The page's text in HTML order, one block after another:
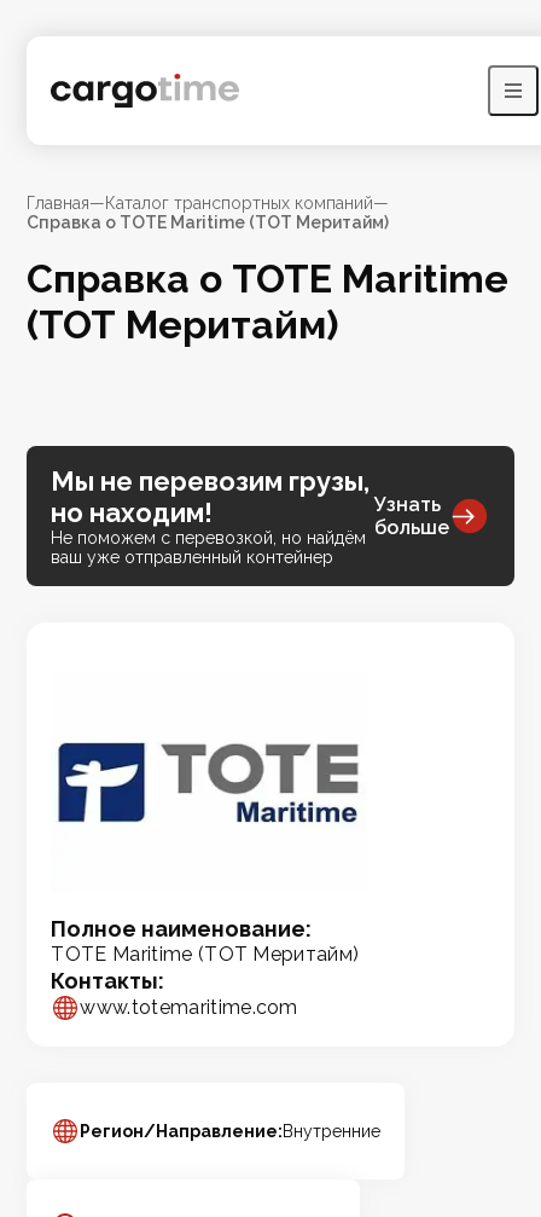
Главная—Каталог транспортных компаний—
Справка о TOTE Maritime (ТОТ Меритайм)
Справка о TOTE Maritime
(ТОТ Меритайм)
Полное наименование:
TOTE Maritime (ТОТ Меритайм)
Контакты:
www.totemaritime.com
Мы не перевозим грузы,
но находим!
Не поможем с перевозкой, но найдём
ваш уже отправленный контейнер
Узнать
больше
Регион/Направление:Внутренние